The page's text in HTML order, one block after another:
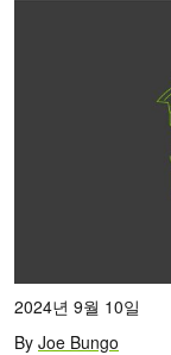
2024년 9월 10일
By Joe Bungo